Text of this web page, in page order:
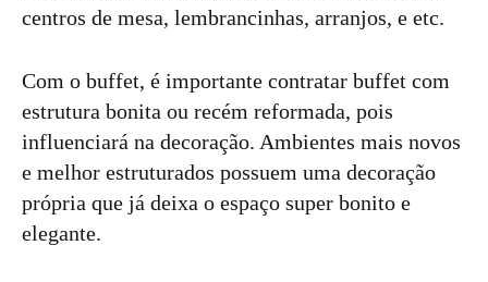
centros de mesa, lembrancinhas, arranjos, e etc.
Com o buffet, é importante contratar buffet com
estrutura bonita ou recém reformada, pois
influenciará na decoração. Ambientes mais novos
e melhor estruturados possuem uma decoração
própria que já deixa o espaço super bonito e
elegante.